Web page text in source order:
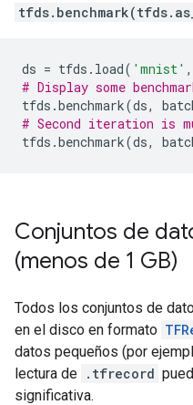
ds = tfds . load( 'mnist' ,
# Display some
tfds .benchmark(ds,
# Second iteration is
tfds .benchmark(ds,
Conjuntos de
(menos de 1 GB)
Todos los conjuntos de
en el disco en formato
datos pequeños (por
lectura de .tfrecord
significativa.